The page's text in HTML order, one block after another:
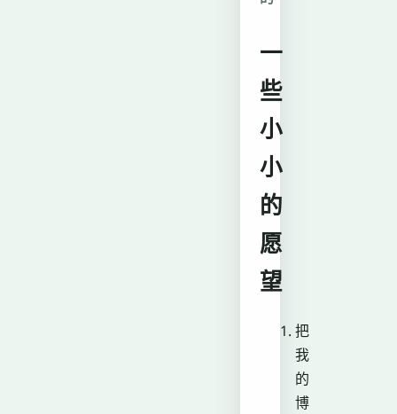
一
些
小
小
的
愿
望
把
我
的
博